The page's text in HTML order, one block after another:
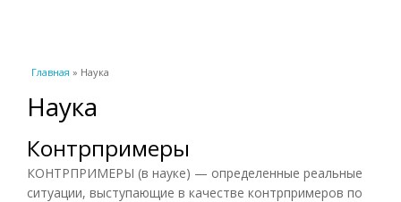
Вы здесь
Главная » Наука
Наука
Контрпримеры
КОНТРПРИМЕРЫ (в науке) — определенные реальные
ситуации, выступающие в качестве контрпримеров по